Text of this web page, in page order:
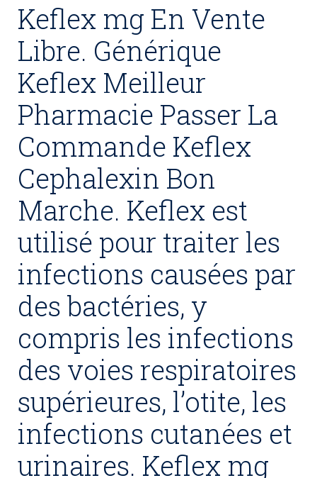
Keflex mg En Vente
Libre. Générique
Keflex Meilleur
Pharmacie Passer La
Commande Keflex
Cephalexin Bon
Marche. Keflex est
utilisé pour traiter les
infections causées par
des bactéries, y
compris les infections
des voies respiratoires
supérieures, l’otite, les
infections cutanées et
urinaires. Keflex mg